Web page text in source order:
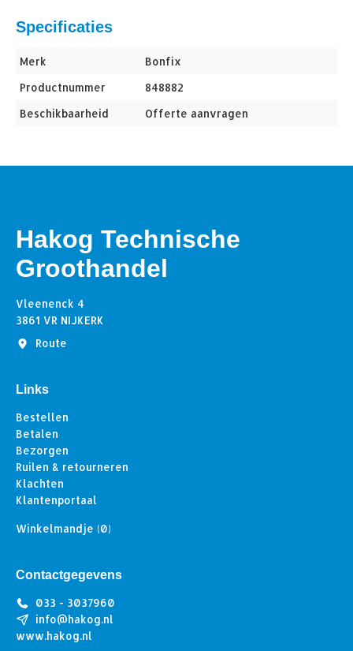
Specificaties
Merk
Bonfix
Productnummer
848882
Beschikbaarheid
Offerte aanvragen
Hakog Technische
Groothandel
Vleenenck 4
3861 VR NIJKERK
Route
Links
Bestellen
Betalen
Bezorgen
Ruilen & retourneren
Klachten
Klantenportaal
Winkelmandje (0)
Contactgegevens
033 - 3037960
info@hakog.nl
www.hakog.nl